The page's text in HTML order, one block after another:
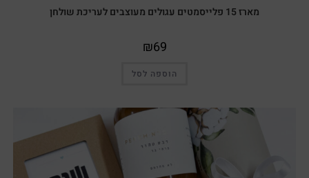
מארז 15 פלייסמטים עגולים מעוצבים לעריכת שולחן
₪69
הוספה לסל